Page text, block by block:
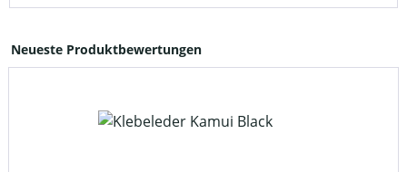
Neueste Produktbewertungen